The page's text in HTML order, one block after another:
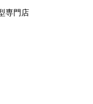
専門店